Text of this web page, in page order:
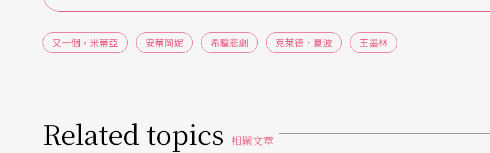
本中，不論是劇場或美術館的空間，夏波總是靈活調整演員數量和技術表現，並且思考如何與當
地文化結合。《又一個，米蒂亞》加入台灣演員和樂手周蓉詩和雷煦光，形成了原著的跨文化情
境，並通過角色鏡像的組列組合，輔以語言與音樂在現場交疊唱和，實現了複語與分身的舞台幻
國家頒布的「解嚴」於今為何？在深以為享有民主、自由的亞洲社會中，「戒嚴」真的過去了？
又一個，米蒂亞 安蒂岡妮 希臘悲劇 克萊德．夏波 王墨林
Related topics 相關文章